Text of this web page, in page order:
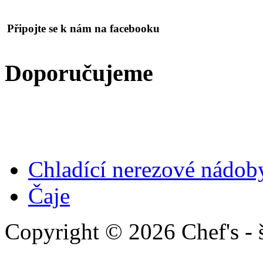
Připojte se k nám na facebooku
Doporučujeme
Chladící nerezové
Čaje
Copyright © 2026 Chef's -